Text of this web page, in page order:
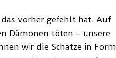
das vorher gefehlt hat. Auf
Dämonen töten – unsere
wir die Schätze in Form